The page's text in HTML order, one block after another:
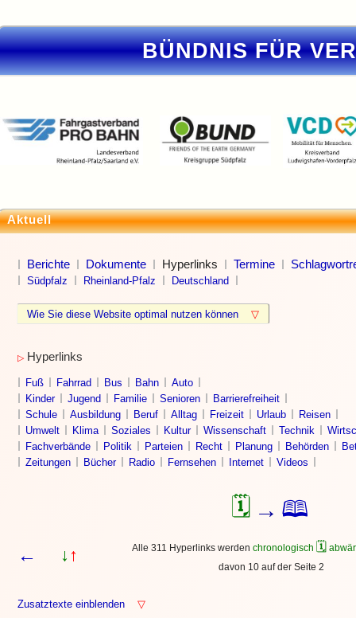
BÜNDNIS FÜR
Aktuell
Berichte Dokumente Hyperlinks Termine
Südpfalz Rheinland-Pfalz Deutschland
Wie Sie diese Website optimal nutzen können ▽
▷ Hyperlinks
Fuß Fahrrad Bus Bahn
Auto
Kinder
Jugend Familie Senioren
Barrierefreiheit
Schule
Ausbildung Beruf Alltag Freizeit Urlaub
Reisen
Umwelt
Klima Soziales Kultur Wissenschaft Technik
Fachverbände
Politik Parteien Recht Planung Behörden
Zeitungen
Bücher Radio Fernsehen Internet Videos
🗓 → 🕮
← ↓ ↑ Alle 311 Hyperlinks werden chronologisch 🗓
davon 10 auf der Seite 2
Zusatztexte einblenden ▽